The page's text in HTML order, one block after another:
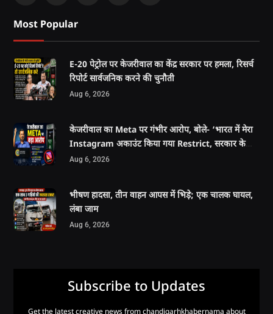
Most Popular
E-20 पेट्रोल पर केजरीवाल का केंद्र सरकार पर हमला, रिसर्च
रिपोर्ट सार्वजनिक करने की चुनौती
Aug 6, 2026
केजरीवाल का Meta पर गंभीर आरोप, बोले- ‘भारत में मेरा
Instagram अकाउंट किया गया Restrict, सरकार के
दबाव में दबाई जा रही हैं आवाजें’
Aug 6, 2026
भीषण हादसा, तीन वाहन आपस में भिड़े; एक चालक घायल,
लंबा जाम
Aug 6, 2026
Subscribe to Updates